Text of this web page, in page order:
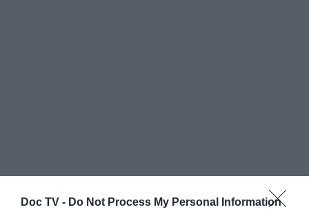
Doc TV - Do Not Process My Personal Information